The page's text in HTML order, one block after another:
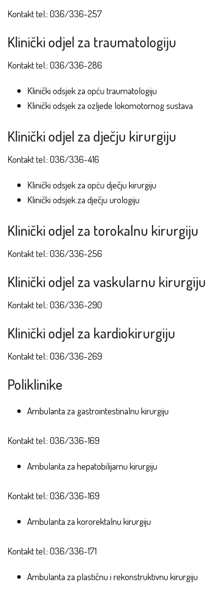
Kontakt tel.: 036/336-257
Klinički odjel za traumatologiju
Kontakt tel.: 036/336-286
Klinički odsjek za opću traumatologiju
Klinički odsjek za ozljede lokomotornog sustava
Klinički odjel za dječju kirurgiju
Kontakt tel.: 036/336-416
Klinički odsjek za opću dječju kirurgiju
Klinički odsjek za dječju urologiju
Klinički odjel za torokalnu kirurgiju
Kontakt tel.: 036/336-256
Klinički odjel za vaskularnu kirurgiju
Kontakt tel.: 036/336-290
Klinički odjel za kardiokirurgiju
Kontakt tel.: 036/336-269
Poliklinike
Ambulanta za gastrointestinalnu kirurgiju
Kontakt tel.: 036/336-169
Ambulanta za hepatobilijarnu kirurgiju
Kontakt tel.: 036/336-169
Ambulanta za kororektalnu kirurgiju
Kontakt tel.: 036/336-171
Ambulanta za plastičnu i rekonstruktivnu kirurgiju